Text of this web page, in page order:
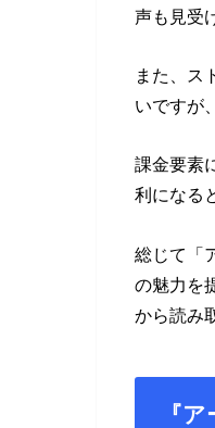
声も見受
また、ス
いですが
課金要素
利になる
総じて「
の魅力を
から読み
『